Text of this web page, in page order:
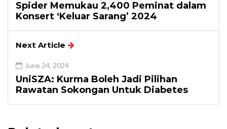
Spider Memukau 2,400 Peminat dalam
Konsert ‘Keluar Sarang’ 2024
Next Article
June 24, 2024
UniSZA: Kurma Boleh Jadi Pilihan
Rawatan Sokongan Untuk Diabetes